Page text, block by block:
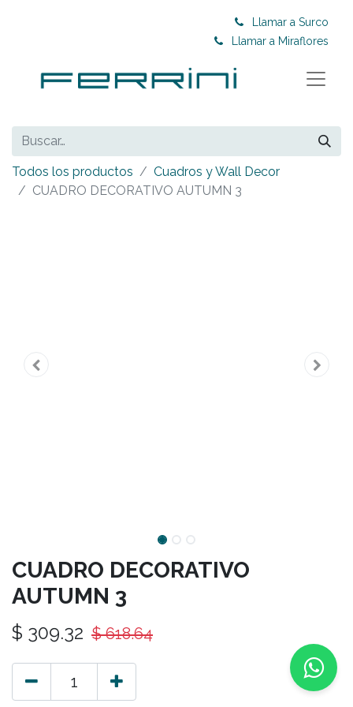
Llamar a Surco
Llamar a Miraflores
Todos los productos
Cuadros y Wall Decor
CUADRO DECORATIVO AUTUMN 3
CUADRO DECORATIVO
AUTUMN 3
$ 309.32 $618.64